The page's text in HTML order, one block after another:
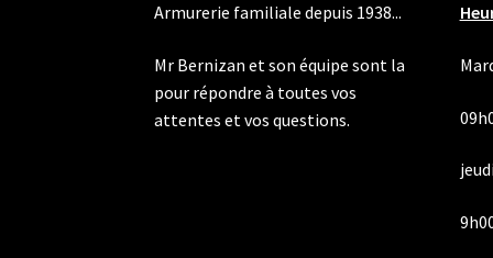
Armurerie familiale depuis 1938...
Mr Bernizan et son équipe sont la
pour répondre à toutes vos
attentes et vos questions.